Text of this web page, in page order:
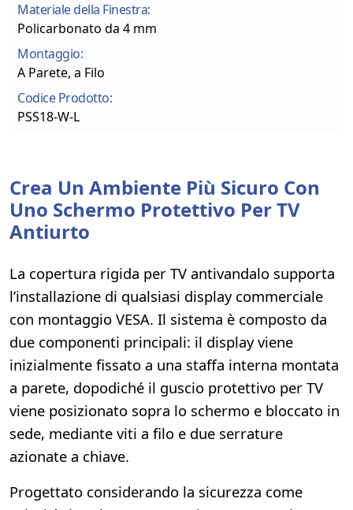
Materiale della Finestra:
Policarbonato da 4 mm
Montaggio:
A Parete, a Filo
Codice Prodotto:
PSS18-W-L
Crea Un Ambiente Più Sicuro Con
Uno Schermo Protettivo Per TV
Antiurto
La copertura rigida per TV antivandalo supporta
l’installazione di qualsiasi display commerciale
con montaggio VESA. Il sistema è composto da
due componenti principali: il display viene
inizialmente fissato a una staffa interna montata
a parete, dopodiché il guscio protettivo per TV
viene posizionato sopra lo schermo e bloccato in
sede, mediante viti a filo e due serrature
azionate a chiave.
Progettato considerando la sicurezza come